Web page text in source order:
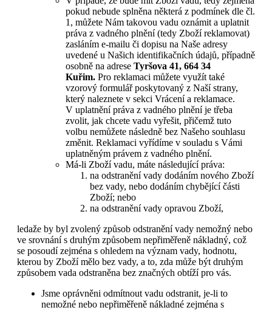
pokud nebude splněna některá z podmínek dle čl.
1, můžete Nám takovou vadu oznámit a uplatnit
práva z vadného plnění (tedy Zboží reklamovat)
zasláním e-mailu či dopisu na Naše adresy
uvedené u Našich identifikačních údajů, případně
osobně na adrese Tyršova 41, 664 34
Kuřim. Pro reklamaci můžete využít také
vzorový formulář poskytovaný z Naší strany,
který naleznete v sekci Vrácení a reklamace.
V uplatnění práva z vadného plnění je třeba
zvolit, jak chcete vadu vyřešit, přičemž tuto
volbu nemůžete následně bez Našeho souhlasu
změnit. Reklamaci vyřídíme v souladu s Vámi
uplatněným právem z vadného plnění.
Má-li Zboží vadu, máte následující práva:
na odstranění vady dodáním nového Zboží
bez vady, nebo dodáním chybějící části
Zboží; nebo
na odstranění vady opravou Zboží,
ledaže by byl zvolený způsob odstranění vady nemožný nebo
ve srovnání s druhým způsobem nepřiměřeně nákladný, což
se posoudí zejména s ohledem na význam vady, hodnotu,
kterou by Zboží mělo bez vady, a to, zda může být druhým
způsobem vada odstraněna bez značných obtíží pro vás.
Jsme oprávněni odmítnout vadu odstranit, je-li to
nemožné nebo nepřiměřeně nákladné zejména s